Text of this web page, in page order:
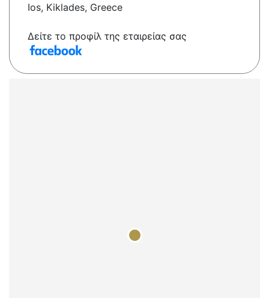
Ios, Kiklades, Greece
Δείτε το προφίλ της εταιρείας σας